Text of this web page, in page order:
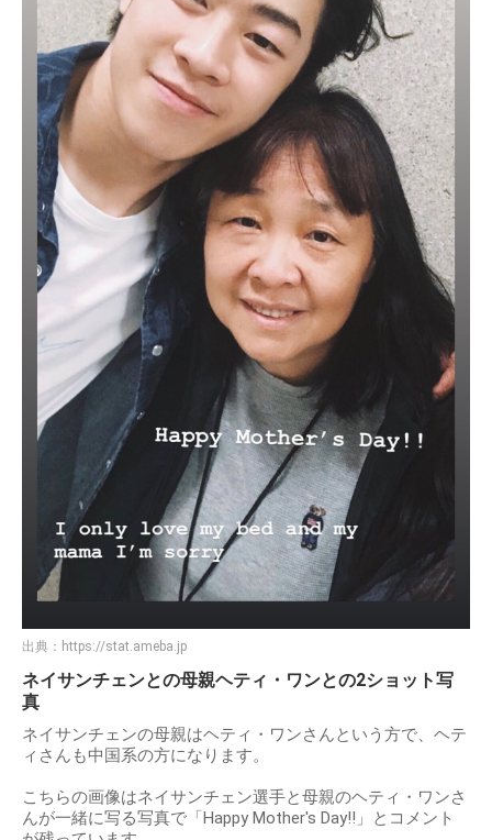
出典： https://stat.ameba.jp
ネイサンチェンとの母親ヘティ・ワンとの2ショット写
真
ネイサンチェンの母親はヘティ・ワンさんという方で、ヘテ
ィさんも中国系の方になります。
こちらの画像はネイサンチェン選手と母親のヘティ・ワンさ
んが一緒に写る写真で「Happy Mother's Day!!」とコメント